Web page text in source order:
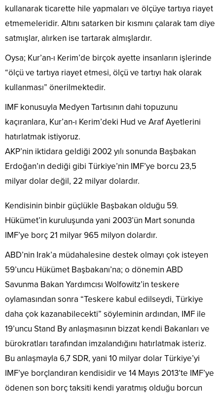
kullanarak ticarette hile yapmaları ve ölçüye tartıya riayet
etmemeleridir. Altını satarken bir kısmını çalarak tam diye
satmışlar, alırken ise tartarak almışlardır.
Oysa; Kur’an-ı Kerim’de birçok ayette insanların işlerinde
“ölçü ve tartıya riayet etmesi, ölçü ve tartıyı hak olarak
kullanması” önerilmektedir.
IMF konusuyla Medyen Tartısının dahi topuzunu
kaçıranlara, Kur’an-ı Kerim’deki Hud ve Araf Ayetlerini
hatırlatmak istiyoruz.
AKP’nin iktidara geldiği 2002 yılı sonunda Başbakan
Erdoğan’ın dediği gibi Türkiye’nin IMF’ye borcu 23,5
milyar dolar değil, 22 milyar dolardır.
Kendisinin binbir güçlükle Başbakan olduğu 59.
Hükümet’in kuruluşunda yani 2003’ün Mart sonunda
IMF’ye borç 21 milyar 965 milyon dolardır.
ABD’nin Irak’a müdahalesine destek olmayı çok isteyen
59’uncu Hükümet Başbakanı’na; o dönemin ABD
Savunma Bakan Yardımcısı Wolfowitz’in teskere
oylamasından sonra “Teskere kabul edilseydi, Türkiye
daha çok kazanabilecekti” söyleminin ardından, IMF ile
19’uncu Stand By anlaşmasının bizzat kendi Bakanları ve
bürokratları tarafından imzalandığını hatırlatmak isteriz.
Bu anlaşmayla 6,7 SDR, yani 10 milyar dolar Türkiye’yi
IMF’ye borçlandıran kendisidir ve 14 Mayıs 2013’te IMF’ye
ödenen son borç taksiti kendi yaratmış olduğu borcun